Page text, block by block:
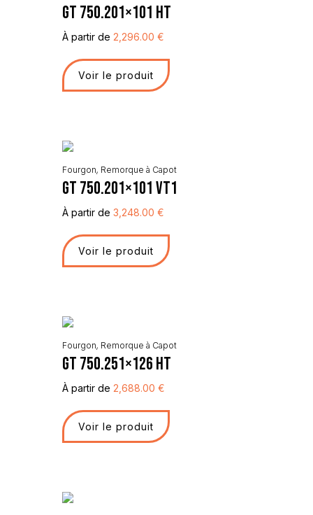
GT 750.201×101 HT
À partir de 2,296.00 €
Voir le produit
Fourgon, Remorque à Capot
GT 750.201×101 VT1
À partir de 3,248.00 €
Voir le produit
Fourgon, Remorque à Capot
GT 750.251×126 HT
À partir de 2,688.00 €
Voir le produit